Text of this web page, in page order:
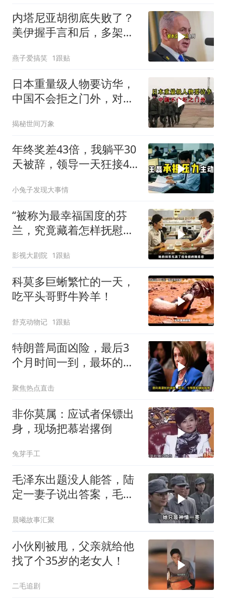
内塔尼亚胡彻底失败了？
美伊握手言和后，多架美
燕子爱搞笑 1跟贴
日本重量级人物要访华，
中国不会拒之门外，对日
揭秘世间万象
年终奖差43倍，我躺平30
天被辞，领导一天狂接47
小兔子发现大事情
“被称为最幸福国度的芬
兰，究竟藏着怎样抚慰人
影视大剧院 1跟贴
科莫多巨蜥繁忙的一天，
吃平头哥野牛羚羊！
舒克动物记 1跟贴
特朗普局面凶险，最后3
个月时间一到，最坏的结
聚焦热点直击
非你莫属：应试者保镖出
身，现场把慕岩撂倒
兔芽手工
毛泽东出题没人能答，陆
定一妻子说出答案，毛主
晨曦故事汇聚
小伙刚被甩，父亲就给他
找了个35岁的老女人！
二毛追剧